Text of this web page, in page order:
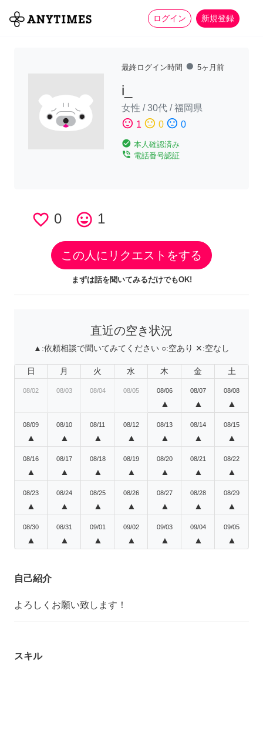
ログイン 新規登録
全て 家事 more_horiz
最終ログイン時間 fiber_manual_record 5ヶ月前
i_
女性 /30代 /福岡県
sentiment_satisfied 1 sentiment_neutral 0 sentiment_dissatisfied 0
check_circle 本人確認済み
phone_in_talk 電話番号認証
favorite_border 0 tag_faces 1
この人にリクエストをする
まずは話を聞いてみるだけでもOK!
直近の空き状況
▲:依頼相談で聞いてみてください ○:空あり ✕:空なし
日 月 火 水 木 金 土
08/02 08/03 08/04 08/05 08/06
▲
08/07
▲
08/08
▲
08/09
▲
08/10
▲
08/11
▲
08/12
▲
08/13
▲
08/14
▲
08/15
▲
08/16
▲
08/17
▲
08/18
▲
08/19
▲
08/20
▲
08/21
▲
08/22
▲
08/23
▲
08/24
▲
08/25
▲
08/26
▲
08/27
▲
08/28
▲
08/29
▲
08/30
▲
08/31
▲
09/01
▲
09/02
▲
09/03
▲
09/04
▲
09/05
▲
自己紹介
よろしくお願い致します！
スキル